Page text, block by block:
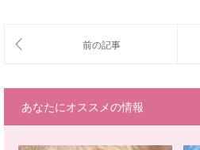
あなたにオススメの情報